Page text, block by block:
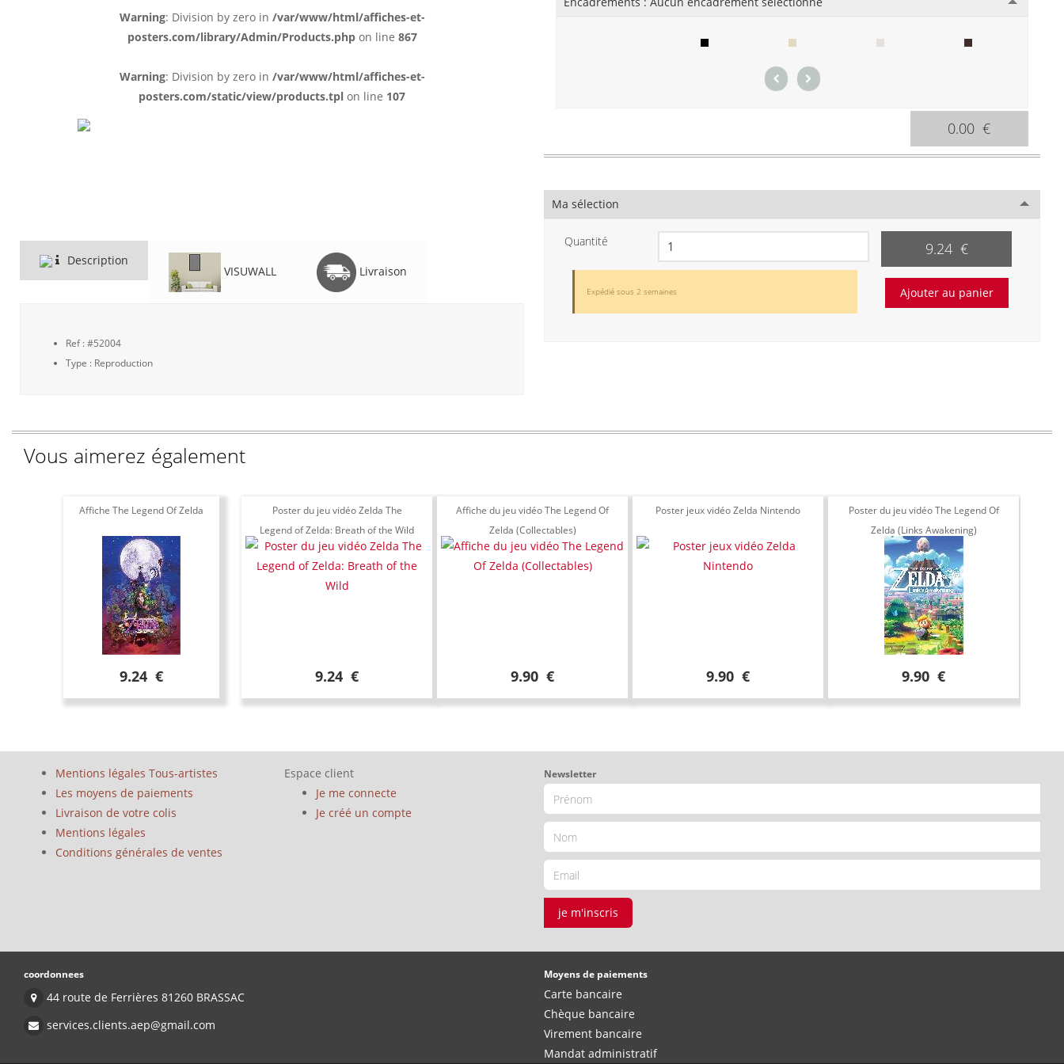
Warning: Division by zero in /var/www/html/affiches-et-
posters.com/library/Admin/Products.phpon line 867
Warning: Division by zero in /var/www/html/affiches-et-
posters.com/static/view/products.tpl on line 107
Description
VISUWALL Livraison
Ref : #52004
Type : Reproduction
0.00 €
Ma sélection
Quantité 9.24 €
Expédié sous 2 semaines
Vous aimerez également
Affiche The Legend Of Zelda
9.24 €
Poster du jeu vidéo Zelda The
Legend of Zelda: Breath of the Wild
9.24 €
Affiche du jeu vidéo The Legend Of
Zelda (Collectables)
9.90 €
Poster jeux vidéo Zelda Nintendo
9.90 €
Poster du jeu vidéo The Legend Of
Zelda (Links Awakening)
9.90 €
Mentions légales Tous-artistes
Les moyens de paiements
Livraison de votre colis
Mentions légales
Conditions générales de ventes
Espace client
Je me connecte
Je créé un compte
Newsletter
je m'inscris
coordonnees
44 route de Ferrières 81260 BRASSAC
services.clients.aep@gmail.com
Moyens de paiements
Carte bancaire
Chèque bancaire
Virement bancaire
Mandat administratif